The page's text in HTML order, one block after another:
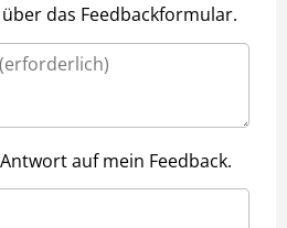
das Feedbackformular.
auf mein Feedback.